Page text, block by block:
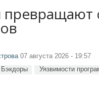
превращают
07 августа 2026 - 19:57
Бэкдоры Уязвимости